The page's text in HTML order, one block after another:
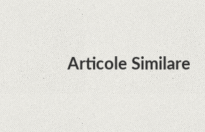
telephoto cu zoom optic variabil
Articole Similare